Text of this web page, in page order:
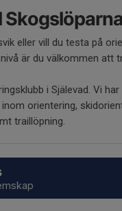
eller vill du testa på
är du välkommen att
i Själevad. Vi
orientering,
traillöpning.